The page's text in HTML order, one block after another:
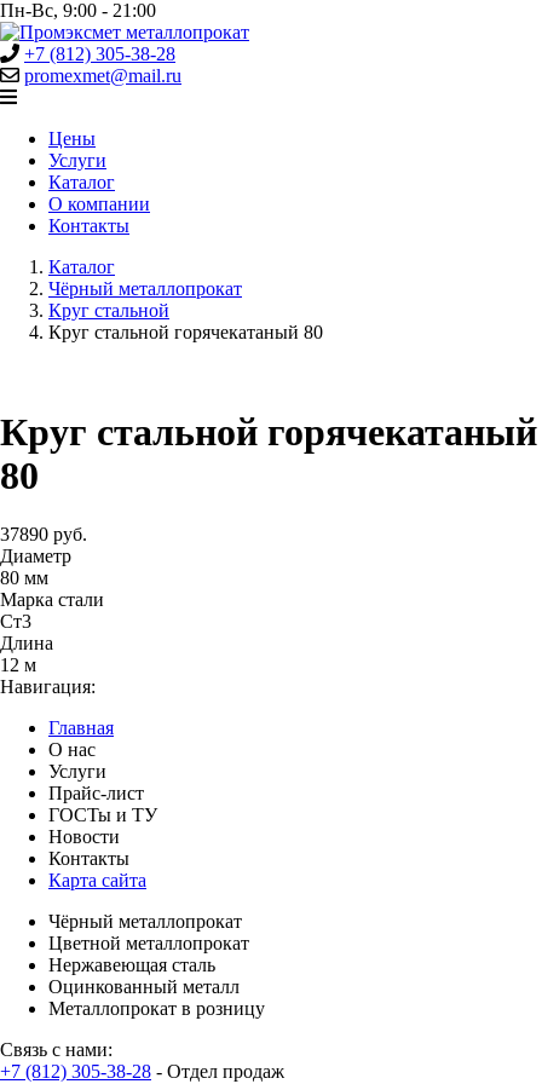
Пн-Вс, 9:00 - 21:00
+7 (812) 305-38-28
promexmet@mail.ru
Цены
Услуги
Каталог
О компании
Контакты
Каталог
Чёрный металлопрокат
Круг стальной
Круг стальной горячекатаный 80
Круг стальной горячекатаный
80
37890 руб.
Диаметр
80 мм
Марка стали
Cт3
Длина
12 м
Навигация:
Главная
О нас
Услуги
Прайс-лист
ГОСТы и ТУ
Новости
Контакты
Карта сайта
Чёрный металлопрокат
Цветной металлопрокат
Нержавеющая сталь
Оцинкованный металл
Металлопрокат в розницу
Связь с нами:
+7 (812) 305-38-28 - Отдел продаж